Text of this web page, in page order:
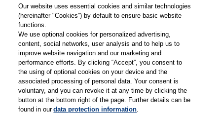
关注微博
关注微信
有关Thieme图书翻译及版权业务，请联系：rights@thieme.de
Our website uses essential cookies and similar technologies
(hereinafter "Cookies”) by default to ensure basic website
functions.
We use optional cookies for personalized advertising,
content, social networks, user analysis and to help us to
improve website navigation and our marketing and
performance efforts. By clicking “Accept”, you consent to
the using of optional cookies on your device and the
associated processing of personal data. Your consent is
voluntary, and you can revoke it at any time by clicking the
button at the bottom right of the page. Further details can be
found in ourdata protection information.